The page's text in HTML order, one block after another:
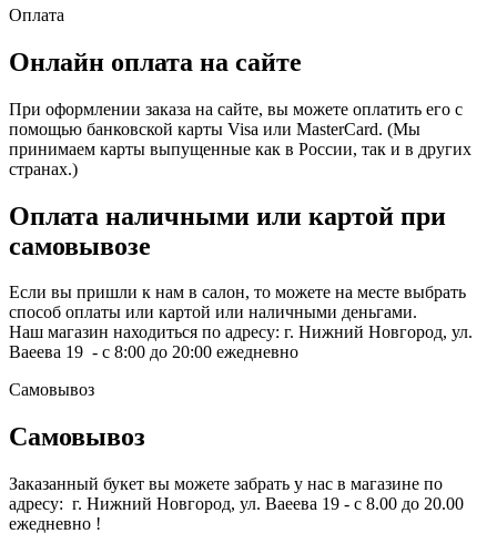
Оплата
Онлайн оплата на сайте
При оформлении заказа на сайте, вы можете оплатить его с
помощью банковской карты Visa или MasterCard. (Мы
принимаем карты выпущенные как в России, так и в других
странах.)
Оплата наличными или картой при
самовывозе
Если вы пришли к нам в салон, то можете на месте выбрать
способ оплаты или картой или наличными деньгами.
Наш магазин находиться по адресу: г. Нижний Новгород, ул.
Ваеева 19 - с 8:00 до 20:00 ежедневно
Самовывоз
Самовывоз
Заказанный букет вы можете забрать у нас в магазине по
адресу: г. Нижний Новгород, ул. Ваеева 19 - с 8.00 до 20.00
ежедневно !